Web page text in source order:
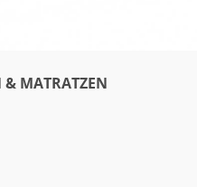
& MATRATZEN